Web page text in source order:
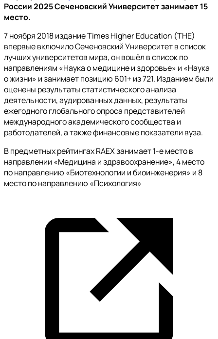
России 2025 Сеченовский Университет занимает 15
место.
7 ноября 2018 издание Times Higher Education (THE)
впервые включило Сеченовский Университет в список
лучших университетов мира, он вошёл в список по
направлениям «Наука о медицине и здоровье» и «Наука
о жизни» и занимает позицию 601+ из 721. Изданием были
оценены результаты статистического анализа
деятельности, аудированных данных, результаты
ежегодного глобального опроса представителей
международного академического сообщества и
работодателей, а также финансовые показатели вуза.
В предметных рейтингах RAEX занимает 1-е место в
направлении «Медицина и здравоохранение», 4 место
по направлению «Биотехнологии и биоинженерия» и 8
место по направлению «Психология»